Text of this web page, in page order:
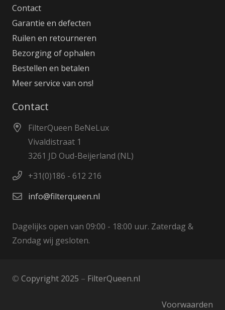
Contact
Garantie en defecten
Ruilen en retourneren
Bezorging of ophalen
Bestellen en betalen
Meer service van ons!
Contact
FilterQueen BeNeLux
Vivaldistraat 1
3261 JD Oud-Beijerland (NL)
+31(0)186 - 612 216
info@filterqueen.nl
Dagelijks open van 09:00 - 18:00 uur. Zaterdag &
Zondag wij gesloten.
© Copyright 2025 – FilterQueen.nl
Voorwaarden